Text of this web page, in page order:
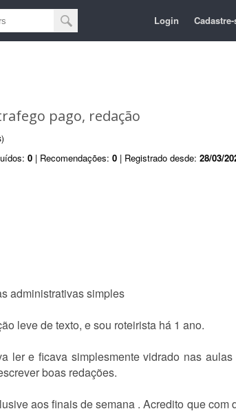
Login
pago, redação
0 | Recomendações: 0 | Registrado desde: 28/03/
administrativas simples
leve de texto, e sou roteirista há 1 ano.
ler e ficava simplesmente vidrado nas
boas redações.
aos finais de semana . Acredito que com